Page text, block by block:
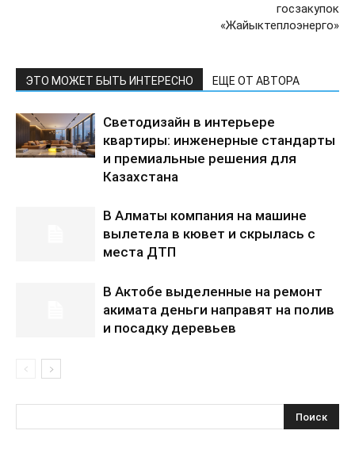
госзакупок
«Жайыктеплоэнерго»
ЭТО МОЖЕТ БЫТЬ ИНТЕРЕСНО ЕЩЕ ОТ АВТОРА
Светодизайн в интерьере
квартиры: инженерные стандарты
и премиальные решения для
Казахстана
В Алматы компания на машине
вылетела в кювет и скрылась с
места ДТП
В Актобе выделенные на ремонт
акимата деньги направят на полив
и посадку деревьев